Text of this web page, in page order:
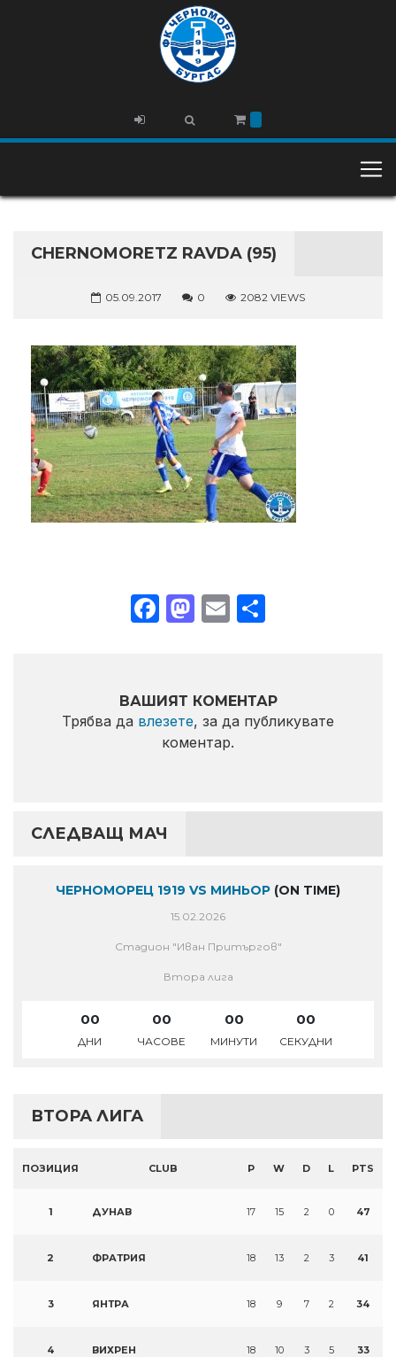
CHERNOMORETZ RAVDA (95)
05.09.2017 0 2082 VIEWS
Facebook
Mastodon
Email
ВАШИЯТ КОМЕНТАР
Трябва да влезете, за да публикувате
коментар.
СЛЕДВАЩ МАЧ
ЧЕРНОМОРЕЦ 1919 VS МИНЬОР (ON TIME)
15.02.2026
Стадион "Иван Притъргов"
Втора лига
00
ДНИ
00
ЧАСОВЕ
00
МИНУТИ
00
СЕКУДНИ
ВТОРА ЛИГА
ПОЗИЦИЯ CLUB P W D L PTS
1 ДУНАВ 17 15 2 0 47
2 ФРАТРИЯ 18 13 2 3 41
3 ЯНТРА 18 9 7 2 34
4 ВИХРЕН 18 10 3 5 33